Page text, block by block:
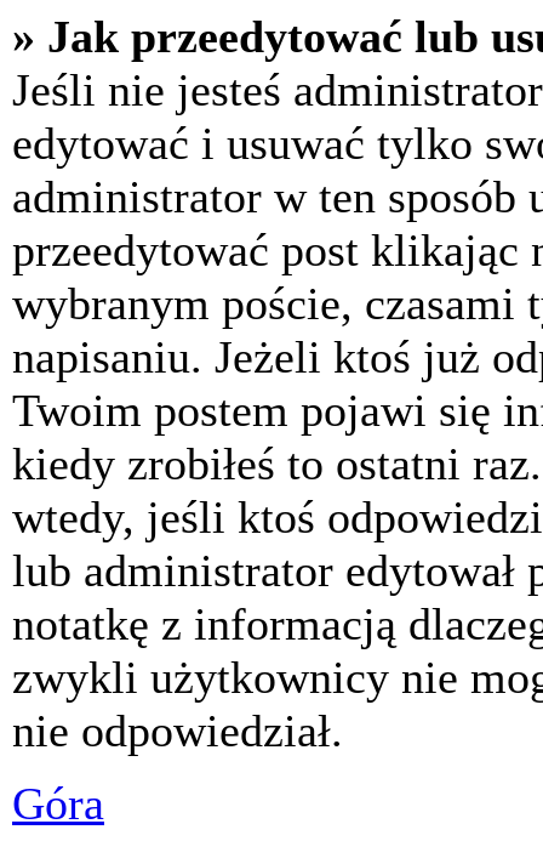
» Jak przeedytować lub
Jeśli nie jesteś
edytować i usuwać tylko
administrator w ten sposób
przeedytować post klikając
wybranym poście, czasami
napisaniu. Jeżeli ktoś już
Twoim postem pojawi się
kiedy zrobiłeś to ostatni
wtedy, jeśli ktoś
lub administrator edytował
notatkę z informacją
zwykli użytkownicy nie
nie odpowiedział.
Góra